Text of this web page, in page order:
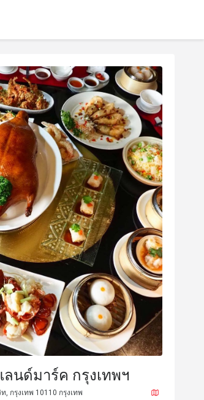
ลนด์มาร์ค กรุงเทพฯ
กรุงเทพ 10110 กรุงเทพ